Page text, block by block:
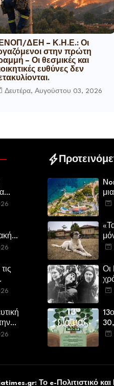
ΔΕΗ – Κ.Η.Ε.: Οι
στην πρώτη
– Οι θεσμικές και
ευθύνες δεν
Δευτέρα, Αυγούστου 03, 2026
Οι
Το e-Πολιτιστικό και